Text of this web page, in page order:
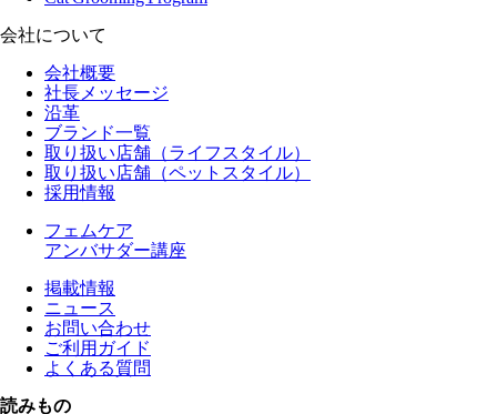
会社について
会社概要
社長メッセージ
沿革
ブランド一覧
取り扱い店舗（ライフスタイル）
取り扱い店舗（ペットスタイル）
採用情報
フェムケア
アンバサダー講座
掲載情報
ニュース
お問い合わせ
ご利用ガイド
よくある質問
読みもの